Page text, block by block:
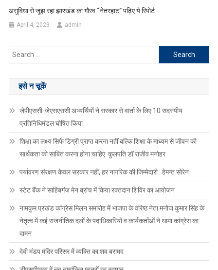
असुविधा से जूझ रहा झारखंड का गौरव “नेतरहाट” पढ़िए ये रिपोर्ट
April 4, 2023 admin
Search
for:
इसे न चूकें
जेपीएससी-जेएसएससी अभ्यर्थियों ने सरकार से वार्ता के लिए 10 सदस्यीय
प्रतिनिधिमंडल घोषित किया
शिक्षा का लक्ष्य सिर्फ डिग्री प्राप्त करना नहीं बल्कि शिक्षा के माध्यम से जीवन की
सार्थकता को साबित करना होना चाहिए: कुलपति डॉ राजीव मनोहर
पर्यावरण संरक्षण केवल सरकार नहीं, हर नागरिक की जिम्मेदारी : हेमन्त सोरेन
स्टेट बैंक ने साहिबगंज मेन ब्रांच में किया रक्तदान शिविर का आयोजन
नामकुम प्रखंड कांग्रेस मिलन समारोह में भाजपा के वरिष्ठ नेता मनोज कुमार सिंह के
नेतृत्व में कई राजनीतिक दलों के पदाधिकारियों व कार्यकर्ताओं ने थामा कांग्रेस का
दामन
देवी मंडप मंदिर परिसर में व्यक्ति का शव बरामद